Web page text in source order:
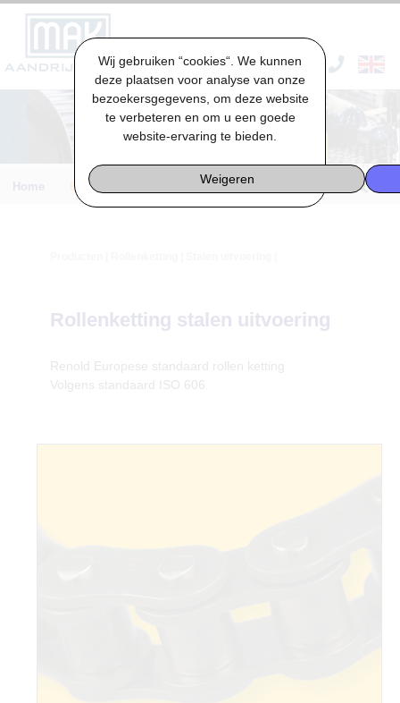
Wij gebruiken “cookies“. We kunnen
deze plaatsen voor analyse van onze
bezoekersgegevens, om deze website
te verbeteren en om u een goede
website-ervaring te bieden.
Weigeren
VACATURES & STAGES
Engineering
Rollenketting stalen uitvoering
Renold Europese standaard rollen ketting
Volgens standaard ISO 606.